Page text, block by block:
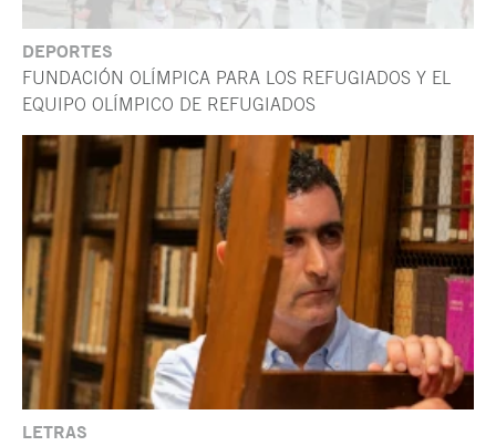
DEPORTES
FUNDACIÓN OLÍMPICA PARA LOS REFUGIADOS Y EL
EQUIPO OLÍMPICO DE REFUGIADOS
LETRAS